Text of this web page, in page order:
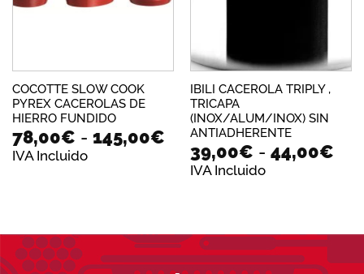
COCOTTE SLOW COOK
PYREX CACEROLAS DE
HIERRO FUNDIDO
78,00€ - 145,00€Rango
precios:
145,00€
IVA Incluido
IBILI CACEROLA TRIPLY ,
TRICAPA
(INOX/ALUM/INOX) SIN
ANTIADHERENTE
39,00€ - 44,00€
IVA Incluido